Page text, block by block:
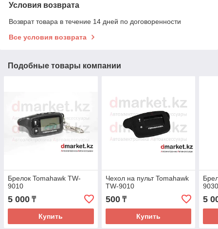
Условия возврата
Возврат товара в течение 14 дней по договоренности
Все условия возврата
Подобные товары компании
Брелок Tomahawk TW-
9010
5 000 ₸
Купить
Чехол на пульт Tomahawk
TW-9010
500₸
Купить
5